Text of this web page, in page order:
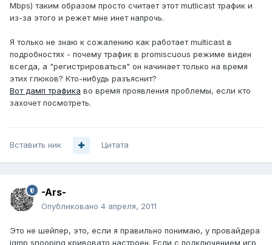
Mbps) таким образом просто считает этот mutlicast трафик и
из-за этого и режет мне инет напрочь.
Я только не знаю к сожалению как работает multicast в
подробностях - почему трафик в promiscuous режиме виден
всегда, а "регистрироваться" он начинает только на время
этих глюков? Кто-нибудь разъяснит?
Вот дамп трафика во время проявления проблемы, если кто
захочет посмотреть.
Вставить ник Цитата
-Ars-
Опубликовано 4 апреля, 2011
Это не шейпер, это, если я правильно понимаю, у провайдера
igmp snooping кривовато настроен. Если с подключением игр